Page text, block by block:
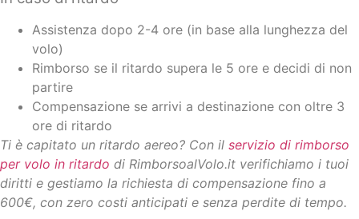
Assistenza dopo 2-4 ore (in base alla lunghezza del
volo)
Rimborso se il ritardo supera le 5 ore e decidi di non
partire
Compensazione se arrivi a destinazione con oltre 3
ore di ritardo
Ti è capitato un ritardo aereo? Con il servizio di rimborso
per volo in ritardo di RimborsoalVolo.it verifichiamo i tuoi
diritti e gestiamo la richiesta di compensazione fino a
600€, con zero costi anticipati e senza perdite di tempo.